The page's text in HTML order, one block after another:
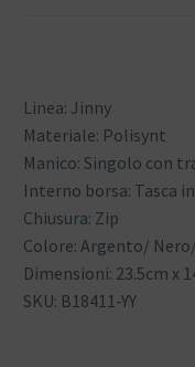
Linea: Jinny
Materiale: Polisynt
Manico: Singolo con
Interno borsa: Tasca
Chiusura: Zip
Colore: Argento/
Dimensioni: 23.5cm x
SKU: B18411-YY